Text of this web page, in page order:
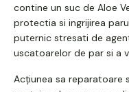
contine un suc de Aloe
protectia si ingrijirea
puternic stresati de
uscatoarelor de par si a
Acțiunea sa reparatoare